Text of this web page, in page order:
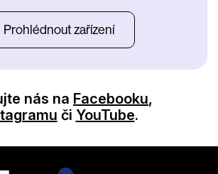
Prohlédnout zařízení
nás na Facebooku,
či YouTube.